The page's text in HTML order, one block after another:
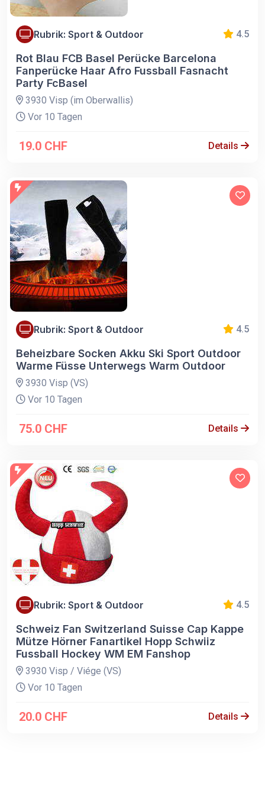
Rubrik: Sport & Outdoor 4.5
Rot Blau FCB Basel Perücke Barcelona
Fanperücke Haar Afro Fussball Fasnacht
Party FcBasel
3930 Visp (im Oberwallis)
Vor 10 Tagen
19.0 CHF Details
Rubrik: Sport & Outdoor 4.5
Beheizbare Socken Akku Ski Sport Outdoor
Warme Füsse Unterwegs Warm Outdoor
3930 Visp (VS)
Vor 10 Tagen
75.0 CHF Details
Rubrik: Sport & Outdoor 4.5
Schweiz Fan Switzerland Suisse Cap Kappe
Mütze Hörner Fanartikel Hopp Schwiiz
Fussball Hockey WM EM Fanshop
3930 Visp / Viége (VS)
Vor 10 Tagen
20.0 CHF Details